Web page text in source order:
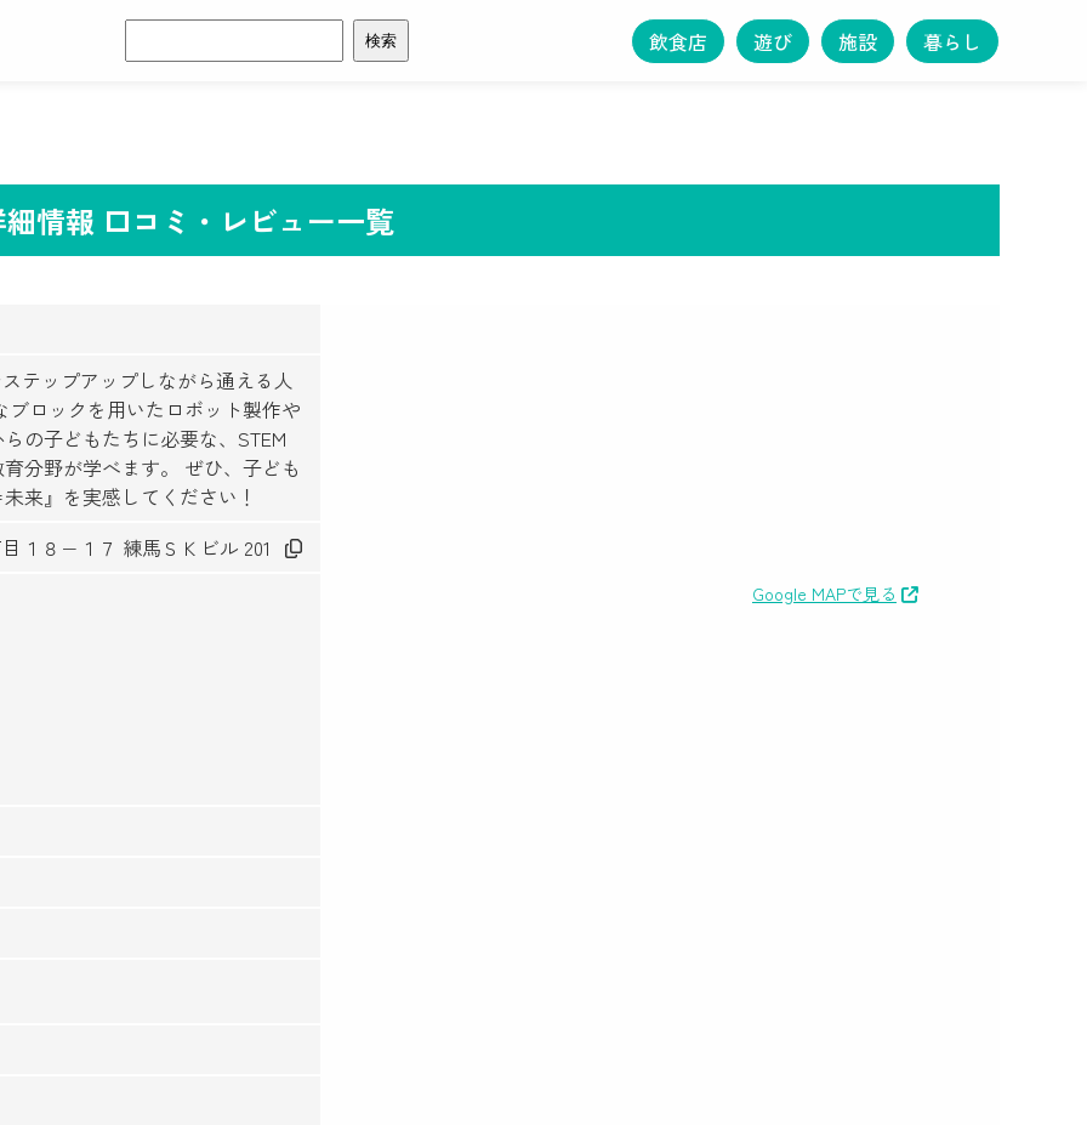
索:
飲食店 遊び 施設 暮らし
情報 口コミ・レビュー一覧
テップアップしながら通える人
ロックを用いたロボット製作や
の子どもたちに必要な、STEM
分野が学べます。 ぜひ、子ども
来』を実感してください！
１８−１７ 練馬ＳＫビル 201
Google MAPで見る